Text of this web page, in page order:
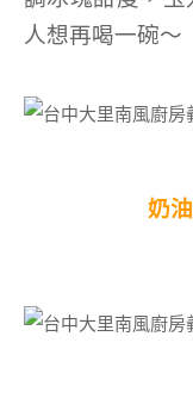
人想再喝一碗～
奶